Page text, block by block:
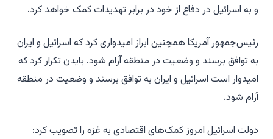
و به اسرائیل در دفاع از خود در برابر تهدیدات کمک خواهد کرد.
رئیس‌جمهور آمریکا همچنین ابراز امیدواری کرد که اسرائیل و ایران
به توافق برسند و وضعیت در منطقه آرام شود. بایدن تکرار کرد که
امیدوار است اسرائیل و ایران به توافق برسند و وضعیت در منطقه
آرام شود.
دولت اسرائیل امروز کمک‌های اقتصادی به غزه را تصویب کرد: